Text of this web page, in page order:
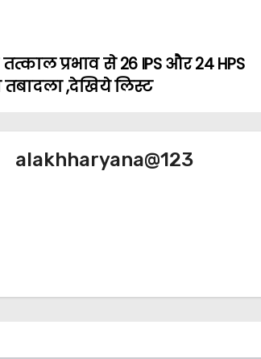
प्रभाव से 26 IPS और 24 HPS
तबादला ,देखिये लिस्ट
alakhharyana@123